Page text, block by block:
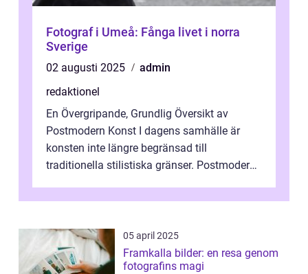
Fotograf i Umeå: Fånga livet i norra
Sverige
02 augusti 2025
admin
redaktionel
En Övergripande, Grundlig Översikt av
Postmodern Konst I dagens samhälle är
konsten inte längre begränsad till
traditionella stilistiska gränser. Postmodern
05 april 2025
Framkalla bilder: en resa genom
fotografins magi